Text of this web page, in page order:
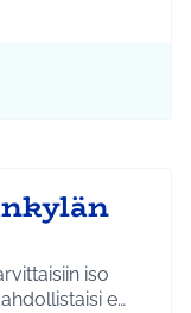
Ympäristö
iso
e…